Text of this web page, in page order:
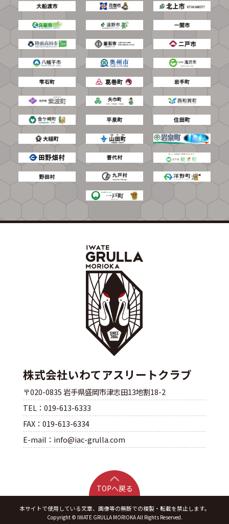
株式会社いわてアスリートクラブ
〒020-0835 岩手県盛岡市津志田13地割18-2
TEL：019-613-6333
FAX：019-613-6334
E-mail：info@iac-grulla.com
TOPへ戻る
本サイトで使用している文章、画像等の無断での複製・転載を禁止します。
Copyright © IWATE GRULLA MORIOKA All Rights Reserved.